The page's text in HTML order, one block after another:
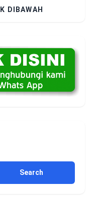
DIBAWAH
Search